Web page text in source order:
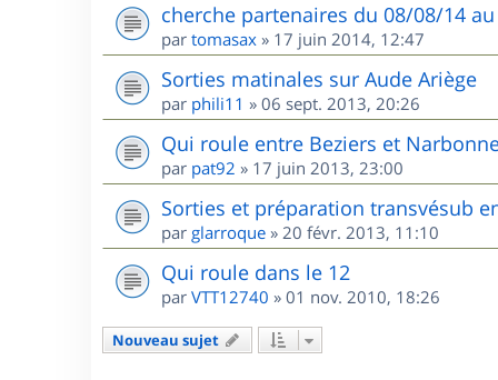
cherche partenaires du 08/08/14
par tomasax » 17 juin 2014, 12:47
Sorties matinales sur Aude Ariège
par phili11 » 06 sept. 2013, 20:26
Qui roule entre Beziers et
par pat92 » 17 juin 2013, 23:00
Sorties et préparation transvésub
par glarroque » 20 févr. 2013, 11:10
Qui roule dans le 12
par VTT12740 » 01 nov. 2010, 18:26
Nouveau sujet